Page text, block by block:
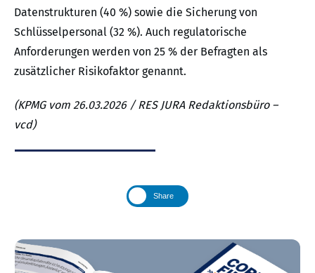
Datenstrukturen (40 %) sowie die Sicherung von
Schlüsselpersonal (32 %). Auch regulatorische
Anforderungen werden von 25 % der Befragten als
zusätzlicher Risikofaktor genannt.
(KPMG vom 26.03.2026 / RES JURA Redaktionsbüro –
vcd)
Share